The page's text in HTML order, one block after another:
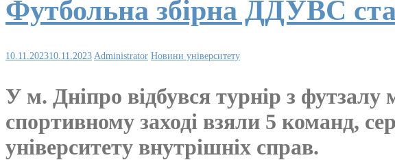
Футбольна збірна ДДУВС
10.11.202310.11.2023 Administrator Новини університету
У м. Дніпро відбувся турнір з
спортивному заході взяли 5 команд,
університету внутрішніх справ.